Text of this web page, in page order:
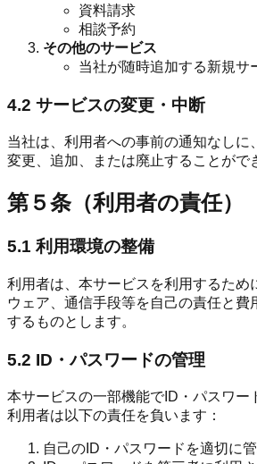
資料請求
相談予約
その他のサービス
当社が随時追加する新規サ
4.2 サービスの変更・中断
当社は、利用者への事前の通知なしに
変更、追加、または廃止することがで
第５条（利用者の責任）
5.1 利用環境の整備
利用者は、本サービスを利用するため
ウェア、通信手段等を自己の責任と費
するものとします。
5.2 ID・パスワードの管理
本サービスの一部機能でID・パスワー
利用者は以下の責任を負います：
自己のID・パスワードを適切に